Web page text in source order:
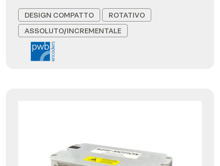
DESIGN COMPATTO
ROTATIVO
ASSOLUTO/INCREMENTALE